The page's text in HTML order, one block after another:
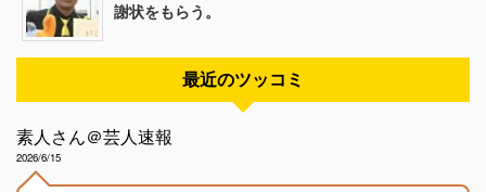
謝状をもらう。
最近のツッコミ
素人さん＠芸人速報
2026/6/15